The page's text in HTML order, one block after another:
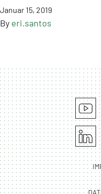
Januar 15, 2019
By eri.santos